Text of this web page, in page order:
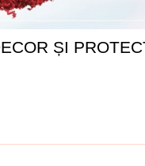
ȘI